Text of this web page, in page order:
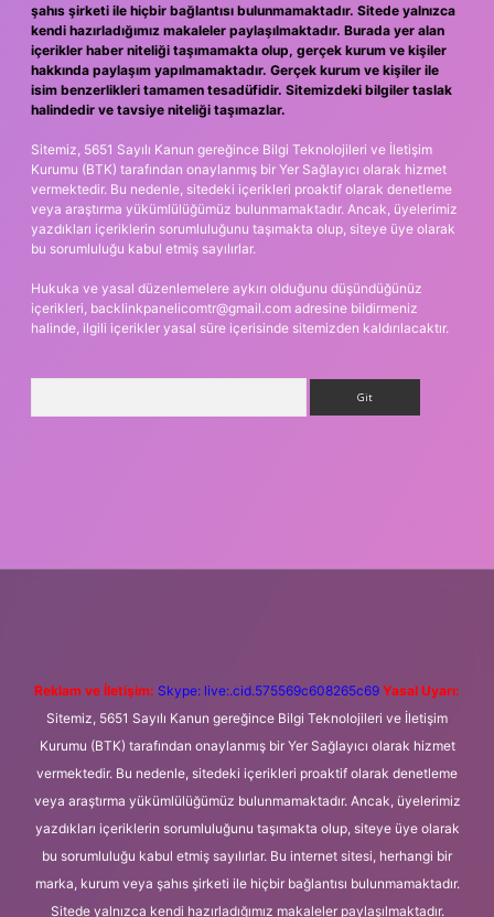
şahıs şirketi ile hiçbir bağlantısı bulunmamaktadır. Sitede yalnızca
kendi hazırladığımız makaleler paylaşılmaktadır. Burada yer alan
içerikler haber niteliği taşımamakta olup, gerçek kurum ve kişiler
hakkında paylaşım yapılmamaktadır. Gerçek kurum ve kişiler ile
isim benzerlikleri tamamen tesadüfidir. Sitemizdeki bilgiler taslak
halindedir ve tavsiye niteliği taşımazlar.
Sitemiz, 5651 Sayılı Kanun gereğince Bilgi Teknolojileri ve İletişim
Kurumu (BTK) tarafından onaylanmış bir Yer Sağlayıcı olarak hizmet
vermektedir. Bu nedenle, sitedeki içerikleri proaktif olarak denetleme
veya araştırma yükümlülüğümüz bulunmamaktadır. Ancak, üyelerimiz
yazdıkları içeriklerin sorumluluğunu taşımakta olup, siteye üye olarak
bu sorumluluğu kabul etmiş sayılırlar.
Hukuka ve yasal düzenlemelere aykırı olduğunu düşündüğünüz
içerikleri, backlinkpanelicomtr@gmail.com adresine bildirmeniz
halinde, ilgili içerikler yasal süre içerisinde sitemizden kaldırılacaktır.
Reklam ve İletişim: Skype: live:.cid.575569c608265c69 Yasal Uyarı:
Sitemiz, 5651 Sayılı Kanun gereğince Bilgi Teknolojileri ve İletişim
Kurumu (BTK) tarafından onaylanmış bir Yer Sağlayıcı olarak hizmet
vermektedir. Bu nedenle, sitedeki içerikleri proaktif olarak denetleme
veya araştırma yükümlülüğümüz bulunmamaktadır. Ancak, üyelerimiz
yazdıkları içeriklerin sorumluluğunu taşımakta olup, siteye üye olarak
bu sorumluluğu kabul etmiş sayılırlar. Bu internet sitesi, herhangi bir
marka, kurum veya şahıs şirketi ile hiçbir bağlantısı bulunmamaktadır.
Sitede yalnızca kendi hazırladığımız makaleler paylaşılmaktadır.